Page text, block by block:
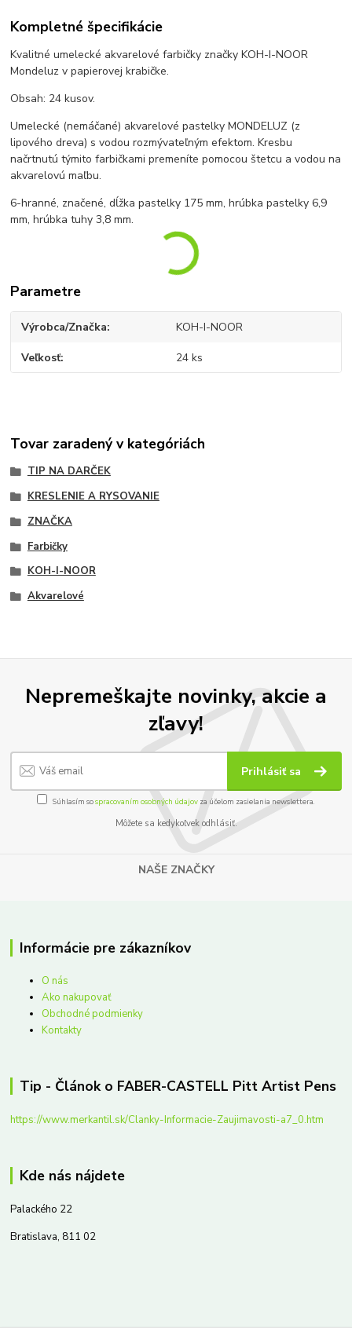
Kompletné špecifikácie
Kvalitné umelecké akvarelové farbičky značky KOH-I-NOOR
Mondeluz v papierovej krabičke.
Obsah: 24 kusov.
Umelecké (nemáčané) akvarelové pastelky MONDELUZ (z
lipového dreva) s vodou rozmývateľným efektom. Kresbu
načrtnutú týmito farbičkami premeníte pomocou štetcu a vodou na
akvarelovú maľbu.
6-hranné, značené, dĺžka pastelky 175 mm, hrúbka pastelky 6,9
mm, hrúbka tuhy 3,8 mm.
Parametre
Výrobca/Značka KOH-I-NOOR
Veľkosť 24 ks
Tovar zaradený v kategóriách
TIP NA DARČEK
KRESLENIE A RYSOVANIE
ZNAČKA
Farbičky
KOH-I-NOOR
Akvarelové
Nepremeškajte novinky, akcie a
zľavy!
Prihlásiť sa
Súhlasím sospracovaním osobných údajov za účelom zasielania newslettera.
Môžete sa kedykoľvek odhlásiť.
NAŠE ZNAČKY
Informácie pre zákazníkov
O nás
Ako nakupovať
Obchodné podmienky
Kontakty
Tip - Článok o FABER-CASTELL Pitt Artist Pens
https://www.merkantil.sk/Clanky-Informacie-Zaujimavosti-a7_0.htm
Kde nás nájdete
Palackého 22
Bratislava, 811 02